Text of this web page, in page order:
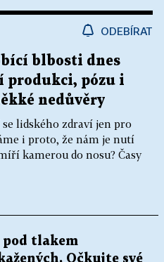
ODEBÍRAT
blbosti dnes
produkci, pózu i
nedůvěry
lidského zdraví jen pro
i proto, že nám je nutí
kamerou do nosu? Časy
tlakem
Očkujte své